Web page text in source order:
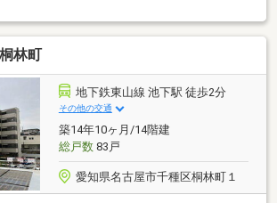
地の良い暮らし。週2日、可燃ごみを玄関前
おけば管理員が回収してくれるダストシュー
ビス付き。新築時にオプションでIHキッチン
ボードを設置したこだわりのお住まいです。
からは丘陵地が一望でき眺望良好。＼周辺施
クスバリュ本山店」徒歩4分「コープあい
山」徒歩5分「東山公園」徒歩13分「東山
歩5分＼定休日無し、ご見学されたいお日
軽にお問い合わせください！／
林町
地下鉄東山線 池下駅 徒歩2分
その他の交通
築14年10ヶ月/14階建
総戸数83戸
愛知県名古屋市千種区桐林町１